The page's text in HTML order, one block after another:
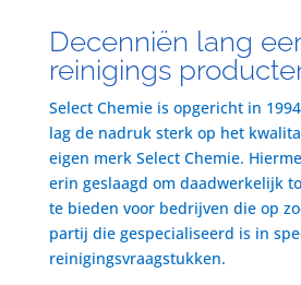
Decenniën lang
reinigings
Select Chemie is opgericht in
lag de nadruk sterk op het
eigen merk Select Chemie.
erin geslaagd om daadwerkelijk
te bieden voor bedrijven die op
partij die gespecialiseerd is in
reinigingsvraagstukken.